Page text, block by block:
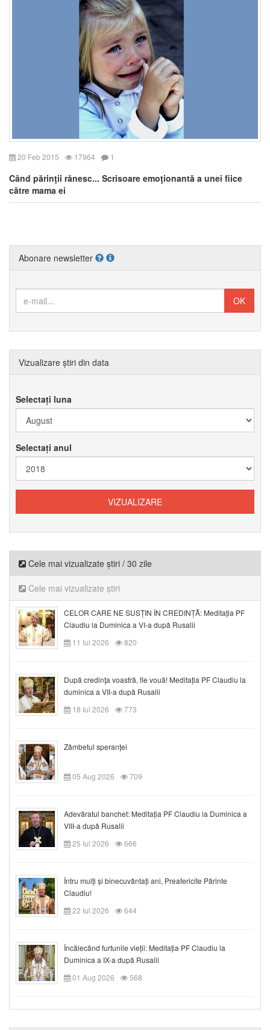
20 Feb 2015 17964 1
Când părinţii rănesc... Scrisoare emoţionantă a unei fiice
către mama ei
Abonare newsletter
Vizualizare știri din data
Selectați luna
Selectați anul
Cele mai vizualizate știri / 30 zile
Cele mai vizualizate știri
CELOR CARE NE SUSȚIN ÎN CREDINȚĂ: Meditația PF
Claudiu la Duminica a VI-a după Rusalii
11 Iul 2026
820
După credinţa voastră, fie vouă! Meditația PF Claudiu la
duminica a VII-a după Rusalii
18 Iul 2026
773
Zâmbetul speranței
05 Aug 2026 709
Adevăratul banchet: Meditația PF Claudiu la Duminica a
VIII-a după Rusalii
25 Iul 2026
666
Întru mulți și binecuvântați ani, Preafericite Părinte
Claudiu!
22 Iul 2026
644
Încălecând furtunile vieții: Meditația PF Claudiu la
Duminica a IX-a după Rusalii
01 Aug 2026
568